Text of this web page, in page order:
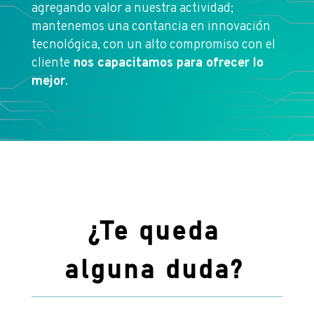
agregando valor a nuestra actividad;
mantenemos una contancia en innovación
tecnológica, con un alto compromiso con el
cliente nos capacitamos para ofrecer lo
mejor.
¿Te queda
alguna duda?